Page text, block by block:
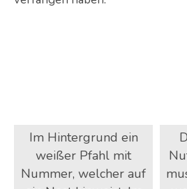
Im Hintergrund ein
weißer Pfahl mit
Nummer, welcher auf